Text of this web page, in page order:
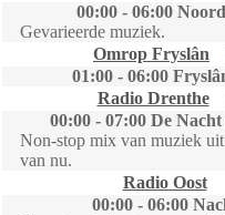
00:00 - 06:00
Gevarieerde muziek.
Omrop Fryslân
01:00 - 06:00
Radio Drenthe
00:00 - 07:00 De
Non-stop mix van muziek
van nu.
Radio Oost
00:00 - 06:00